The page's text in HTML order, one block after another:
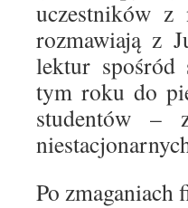
uczestników z
rozmawiają z
lektur spośród
tym roku do
studentów –
Po zmaganiach